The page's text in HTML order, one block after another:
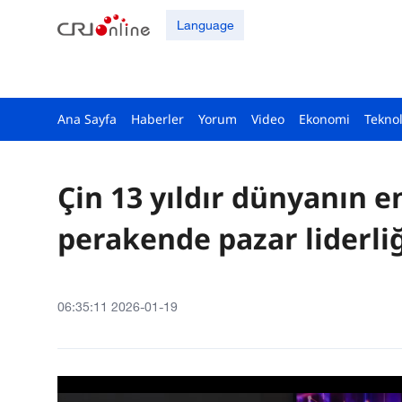
Language
Ana Sayfa Haberler Yorum Video Ekonomi
Çin 13 yıldır dünyanın
perakende pazar
06:35:11 2026-01-19